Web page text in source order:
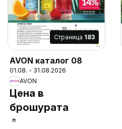
Cтраница 183
AVON каталог 08
01.08. - 31.08.2026
AVON
Цена в
брошурата